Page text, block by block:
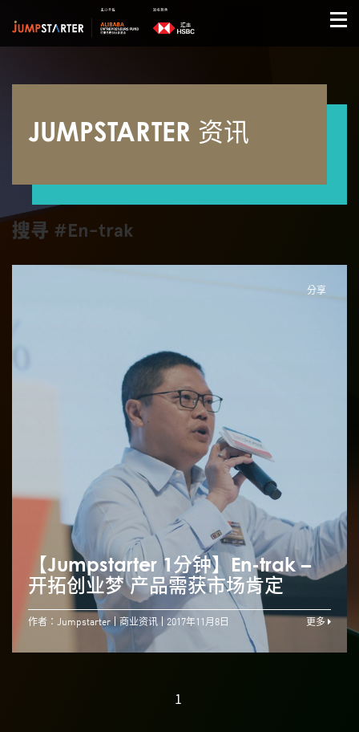
JUMPSTARTER 资讯
搜寻 #En-trak
分享
【Jumpstarter 1分钟】En-trak –
开拓创业梦 产品需获市场肯定
作者：Jumpstarter 商业资讯 2017年11月8日 更多
1